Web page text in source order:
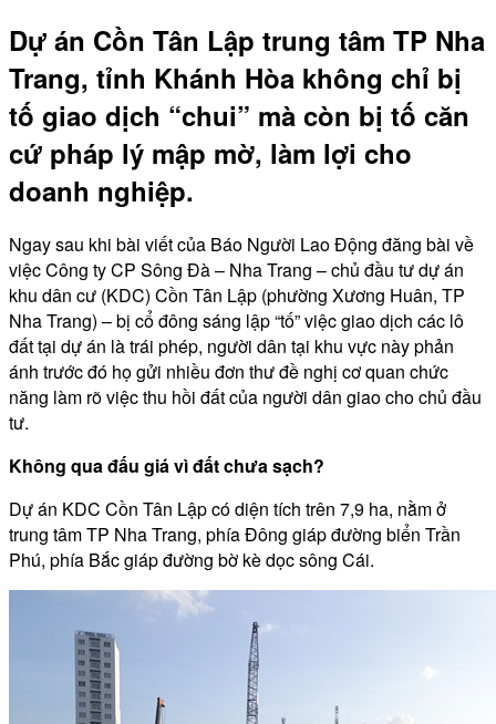
Dự án Cồn Tân Lập trung tâm TP Nha
Trang, tỉnh Khánh Hòa không chỉ bị
tố giao dịch “chui” mà còn bị tố căn
cứ pháp lý mập mờ, làm lợi cho
doanh nghiệp.
Ngay sau khi bài viết của Báo Người Lao Động đăng bài về
việc Công ty CP Sông Đà – Nha Trang – chủ đầu tư dự án
khu dân cư (KDC) Cồn Tân Lập (phường Xương Huân, TP
Nha Trang) – bị cổ đông sáng lập “tố” việc giao dịch các lô
đất tại dự án là trái phép, người dân tại khu vực này phản
ánh trước đó họ gửi nhiều đơn thư đề nghị cơ quan chức
năng làm rõ việc thu hồi đất của người dân giao cho chủ đầu
tư.
Không qua đấu giá vì đất chưa sạch?
Dự án KDC Cồn Tân Lập có diện tích trên 7,9 ha, nằm ở
trung tâm TP Nha Trang, phía Đông giáp đường biển Trần
Phú, phía Bắc giáp đường bờ kè dọc sông Cái.